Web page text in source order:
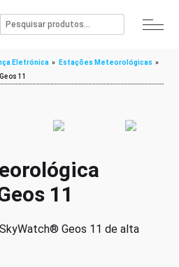
Eletrónica » Estações Meteorológicas »
11
11
Geos 11 de alta